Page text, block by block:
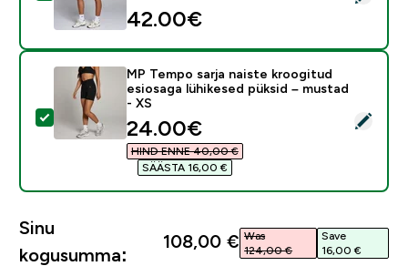
42.00€‎
Vali see toode - MP Tempo sarja naiste kroogitud
MP Tempo sarja naiste kroogitud
esiosaga lühikesed püksid – mustad
- XS
discounted price
24.00€‎
HIND ENNE 40,00 €‎
SÄÄSTA 16,00 €‎
Sinu
kogusumma:
108,00 €‎ Was
124,00 €‎
Save
16,00 €‎